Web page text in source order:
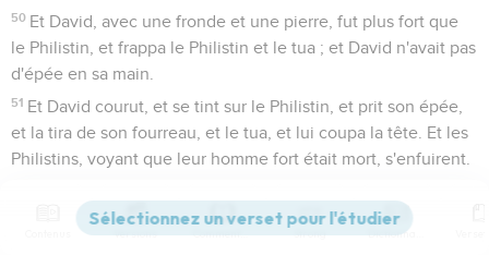
50 Et David, avec une fronde et une pierre, fut plus fort que
le Philistin, et frappa le Philistin et le tua ; et David n'avait pas
d'épée en sa main.
51 Et David courut, et se tint sur le Philistin, et prit son épée,
et la tira de son fourreau, et le tua, et lui coupa la tête. Et les
Philistins, voyant que leur homme fort était mort, s'enfuirent.
poussèrent des cris, et poursuivirent les Philistins jusqu'à
Versions Commentaires Strong